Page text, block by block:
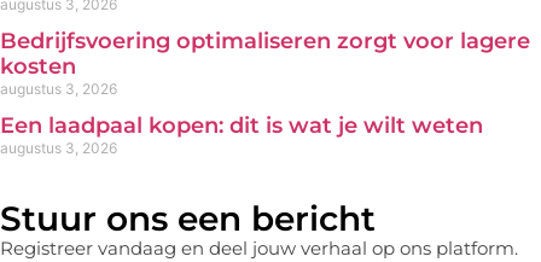
augustus 3, 2026
Bedrijfsvoering optimaliseren zorgt voor lagere
kosten
augustus 3, 2026
Een laadpaal kopen: dit is wat je wilt weten
augustus 3, 2026
Stuur ons een bericht
Registreer vandaag en deel jouw verhaal op ons platform.